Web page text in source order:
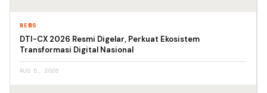
NEWS
DTI-CX 2026 Resmi Digelar, Perkuat Ekosistem
Transformasi Digital Nasional
AUG 5, 2026